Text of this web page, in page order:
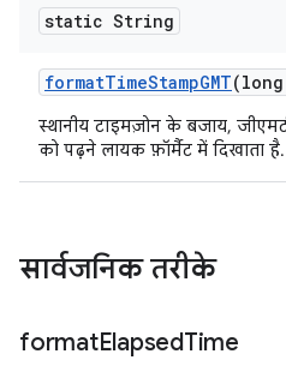
static String
formatTimeStampGMT
स्थानीय टाइमज़ोन के बजाय,
को पढ़ने लायक फ़ॉर्मैट में दिखाता है.
सार्वजनिक तरीके
formatElapsedTime